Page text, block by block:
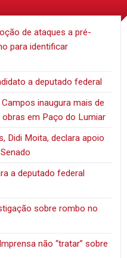
de ataques a pré-
para identificar
a deputado federal
inaugura mais de
em Paço do Lumiar
Didi Moita, declara apoio
a deputado federal
sobre rombo no
não “tratar” sobre